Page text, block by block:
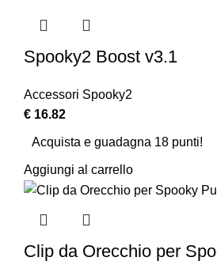
Spooky2 Boost v3.1
Accessori Spooky2
€ 16.82
Acquista e guadagna 18 punti!
Aggiungi al carrello
Clip da Orecchio per